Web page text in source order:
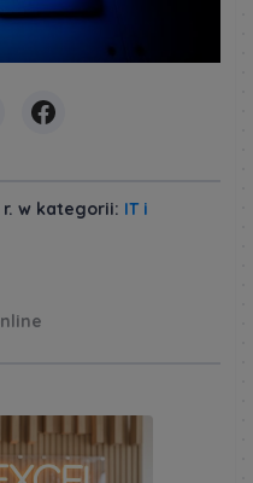
w kategorii: IT i